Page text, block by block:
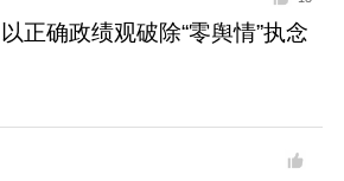
以正确政绩观破除“零舆情”执念